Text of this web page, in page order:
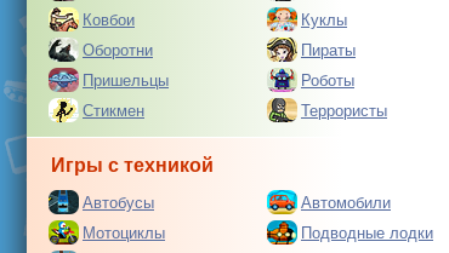
Ковбои
Куклы
Оборотни
Пираты
Пришельцы
Роботы
Стикмен
Террористы
Игры с техникой
Автобусы Автомобили
Мотоциклы
Подводные лодки